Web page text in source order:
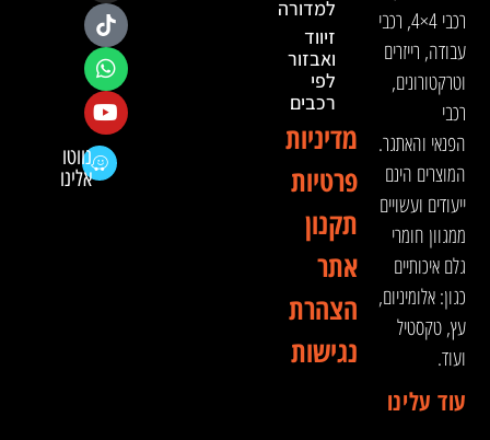
רכבי 4×4, רכבי
עבודה, רייזרים
וטרקטורונים,
רכבי
הפנאי והאתגר.
המוצרים הינם
ייעודים ועשויים
ממגוון חומרי
גלם איכותיים
כגון: אלומיניום,
עץ, טקסטיל
ועוד.
עוד עלינו
למדורה
זיווד
ואבזור
לפי
רכבים
מדיניות
פרטיות
תקנון
אתר
הצהרת
נגישות
נווטו
אלינו